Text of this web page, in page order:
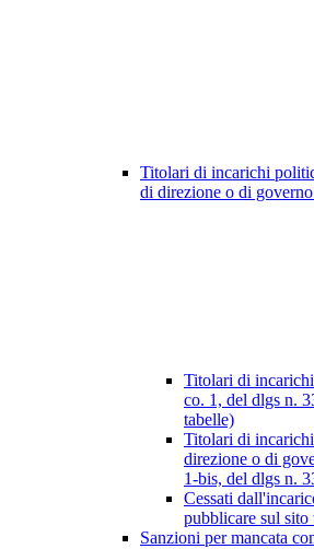
Titolari di incarichi
di direzione o di governo
Titolari di
co. 1, del dlgs n.
tabelle)
Titolari di
direzione o di
1-bis, del dlgs n.
Cessati
pubblicare sul sito
Sanzioni per mancata